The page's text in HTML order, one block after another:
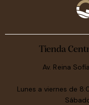
Tienda
Av. Reina
Lunes a viernes de